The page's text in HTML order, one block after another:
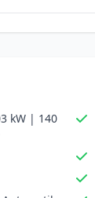
kW | 140